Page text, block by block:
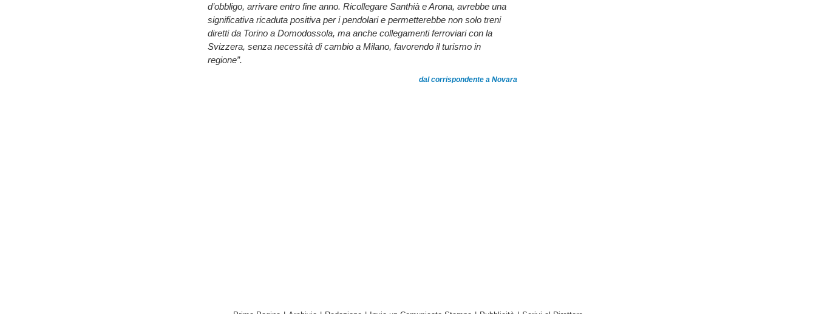
d’obbligo, arrivare entro fine anno. Ricollegare Santhià e Arona, avrebbe una
significativa ricaduta positiva per i pendolari e permetterebbe non solo treni
diretti da Torino a Domodossola, ma anche collegamenti ferroviari con la
Svizzera, senza necessità di cambio a Milano, favorendo il turismo in
regione”.
dal corrispondente a Novara